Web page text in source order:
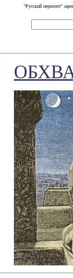
"Русский переплет"